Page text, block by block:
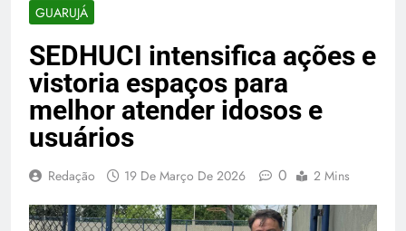
GUARUJÁ
SEDHUCI intensifica ações e
vistoria espaços para
melhor atender idosos e
usuários
Redação 19 De Março De 2026 0 2 Mins